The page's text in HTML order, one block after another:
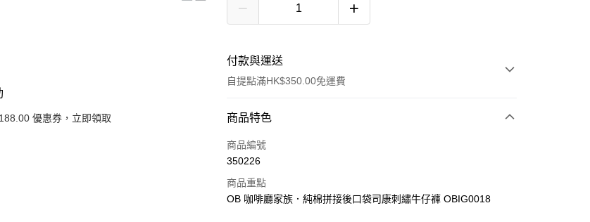
優惠券，立即領取
付款與運送
自提點滿HK$350.00免運費
付款方式
信用卡
AlipayHK
商品特色
商品編號
350226
商品重點
OB 咖啡廳家族．純棉拼接後口袋司康刺繡牛仔褲 OBIG0018